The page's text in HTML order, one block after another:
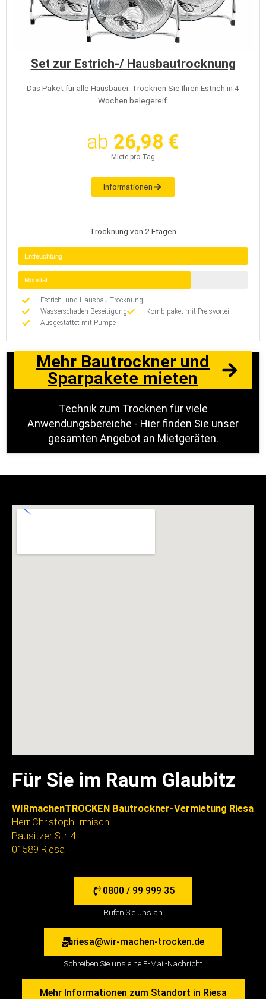
Set zur Estrich-/ Hausbautrocknung
Das Paket für alle Hausbauer. Trocknen Sie Ihren Estrich in 4
Wochen belegereif.
ab 26,98 €
Miete pro Tag
Informationen
Trocknung von 2 Etagen
Entfeuchtung
Mobilität
Estrich- und Hausbau-Trocknung
Wasserschaden-Beseitigung
Kombipaket mit Preisvorteil
Ausgestattet mit Pumpe
Mehr Bautrockner und
Sparpakete mieten
Technik zum Trocknen für viele
Anwendungsbereiche - Hier finden Sie unser
gesamten Angebot an Mietgeräten.
Für Sie im Raum Glaubitz
WIRmachenTROCKEN Bautrockner-Vermietung Riesa
Herr Christoph Irmisch
Pausitzer Str. 4
01589 Riesa
0800 / 99 999 35
Rufen Sie uns an
riesa@wir-machen-trocken.de
Schreiben Sie uns eine E-Mail-Nachricht
Mehr Informationen zum Standort in Riesa